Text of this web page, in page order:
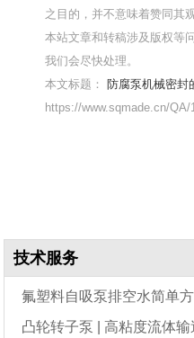
之目的，并不意味着赞同其
本站文章和转稿涉及版权等
我们会尽快处理。
本文标题： 防腐泵机械密封
https://www.sqmade.cn/QA/
技术服务
氟塑料自吸泵排空水简单
凸轮转子泵 | 高粘度流体